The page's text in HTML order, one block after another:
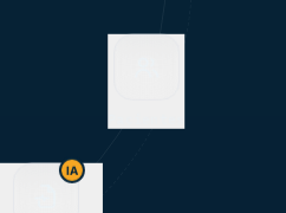
Pacientes